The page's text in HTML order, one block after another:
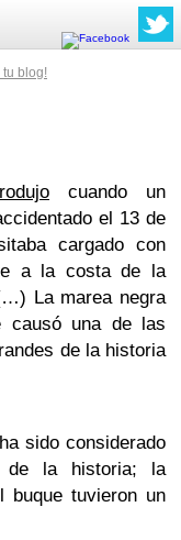
tu blog!
cuando un
el 13 de
cargado con
a la costa de la
La marea negra
causó una de las
de la historia
sido considerado
de la historia; la
buque tuvieron un